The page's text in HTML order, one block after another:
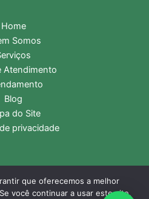
Home
Somos
Atendimento
Blog
do Site
privacidade
Técnica Lofra | Central de
que oferecemos a melhor
você continuar a usar este site,